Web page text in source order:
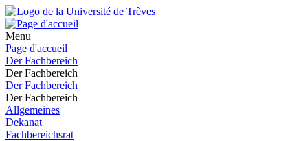
Menu
Page d'accueil
Der Fachbereich
Der Fachbereich
Der Fachbereich
Der Fachbereich
Allgemeines
Dekanat
Fachbereichsrat